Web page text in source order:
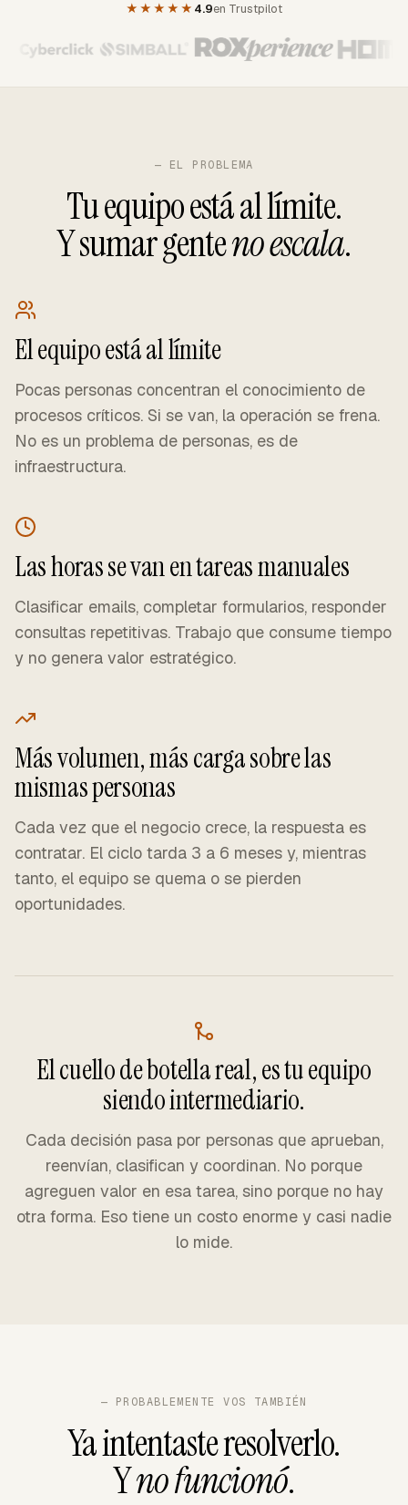
★★★★★ 4.9en Trustpilot
— EL PROBLEMA
Tu equipo está al límite.
Y sumar genteno escala.
El equipo está al límite
Pocas personas concentran el conocimiento de
procesos críticos. Si se van, la operación se frena.
No es un problema de personas, es de
infraestructura.
Las horas se van en tareas manuales
Clasificar emails, completar formularios, responder
consultas repetitivas. Trabajo que consume tiempo
y no genera valor estratégico.
Más volumen, más carga sobre las
mismas personas
Cada vez que el negocio crece, la respuesta es
contratar. El ciclo tarda 3 a 6 meses y, mientras
tanto, el equipo se quema o se pierden
oportunidades.
El cuello de botella real, es tu equipo
siendo intermediario.
Cada decisión pasa por personas que aprueban,
reenvían, clasifican y coordinan. No porque
agreguen valor en esa tarea, sino porque no hay
otra forma. Eso tiene un costo enorme y casi nadie
lo mide.
— PROBABLEMENTE VOS TAMBIÉN
Ya intentaste resolverlo.
Yno funcionó.